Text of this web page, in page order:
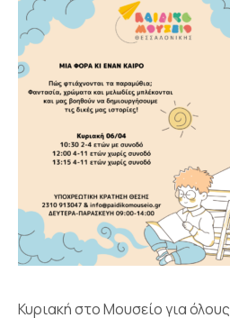
Κυριακή στο Μουσείο για όλους